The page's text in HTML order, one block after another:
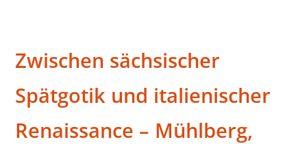
Zwischen sächsischer
Spätgotik und italienischer
Renaissance – Mühlberg,